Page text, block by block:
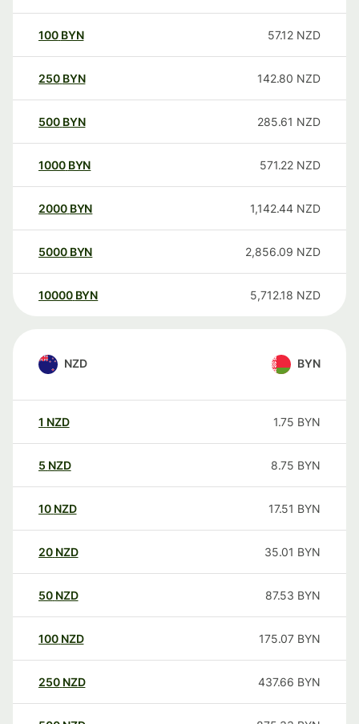
100 BYN 57.12 NZD
250 BYN 142.80 NZD
500 BYN 285.61 NZD
1000 BYN 571.22 NZD
2000 BYN 1,142.44 NZD
5000 BYN 2,856.09 NZD
10000 BYN 5,712.18 NZD
NZD BYN
1 NZD 1.75 BYN
5 NZD 8.75 BYN
10 NZD 17.51 BYN
20 NZD 35.01 BYN
50 NZD 87.53 BYN
100 NZD 175.07 BYN
250 NZD 437.66 BYN